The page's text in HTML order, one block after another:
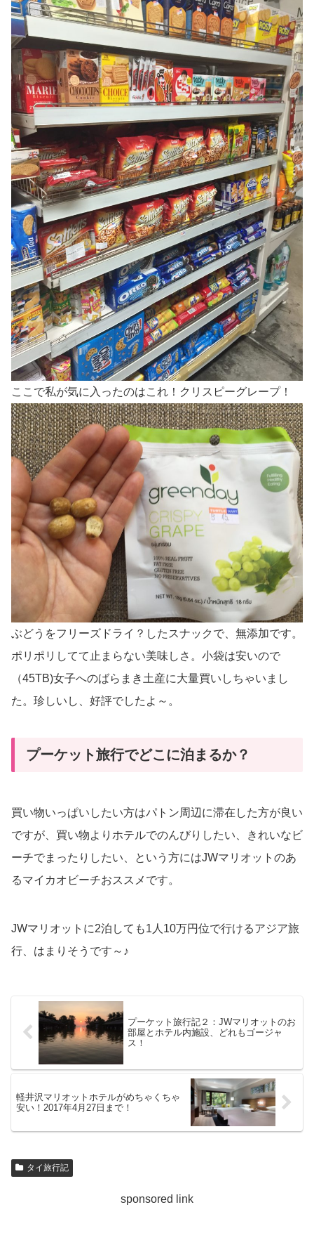
ここで私が気に入ったのはこれ！クリスピーグレープ！
ぶどうをフリーズドライ？したスナックで、無添加です。
ポリポリしてて止まらない美味しさ。小袋は安いので
（45TB)女子へのばらまき土産に大量買いしちゃいまし
た。珍しいし、好評でしたよ～。
プーケット旅行でどこに泊まるか？
買い物いっぱいしたい方はパトン周辺に滞在した方が良い
ですが、買い物よりホテルでのんびりしたい、きれいなビ
ーチでまったりしたい、という方にはJWマリオットのあ
るマイカオビーチおススメです。
JWマリオットに2泊しても1人10万円位で行けるアジア旅
行、はまりそうです～♪
プーケット旅行記２：JWマリオットのお
部屋とホテル内施設、どれもゴージャ
ス！
軽井沢マリオットホテルがめちゃくちゃ
安い！2017年4月27日まで！
タイ旅行記
sponsored link